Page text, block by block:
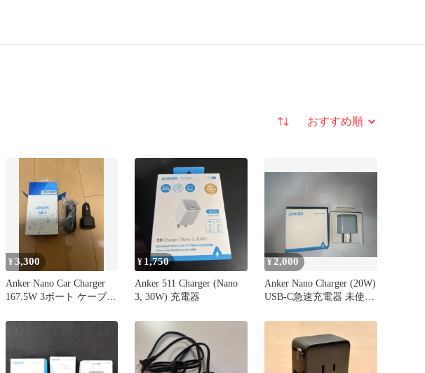
並び替え
¥3,300
Anker Nano Car Charger
167.5W 3ポート ケーブル
¥ 1,750
Anker 511 Charger (Nano
3, 30W) 充電器
¥ 2,000
Anker Nano Charger (20W)
USB-C急速充電器 未使用